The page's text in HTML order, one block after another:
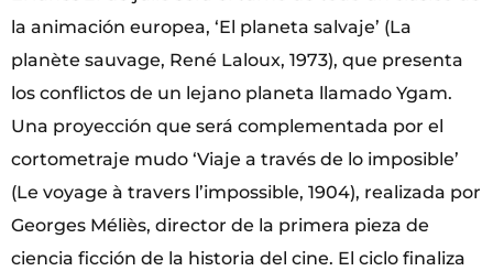
la animación europea, ‘El planeta salvaje’ (La
planète sauvage, René Laloux, 1973), que presenta
los conflictos de un lejano planeta llamado Ygam.
Una proyección que será complementada por el
cortometraje mudo ‘Viaje a través de lo imposible’
(Le voyage à travers l’impossible, 1904), realizada por
Georges Méliès, director de la primera pieza de
ciencia ficción de la historia del cine. El ciclo finaliza